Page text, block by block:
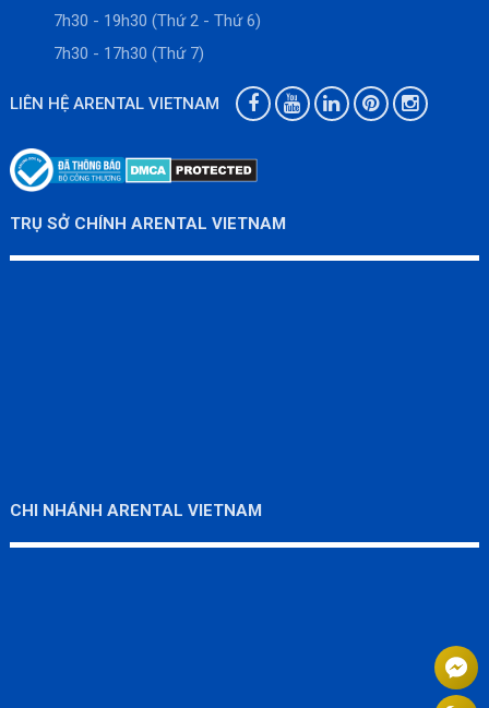
7h30 - 19h30 (Thứ 2 - Thứ 6)
7h30 - 17h30 (Thứ 7)
LIÊN HỆ ARENTAL VIETNAM
TRỤ SỞ CHÍNH ARENTAL VIETNAM
CHI NHÁNH ARENTAL VIETNAM